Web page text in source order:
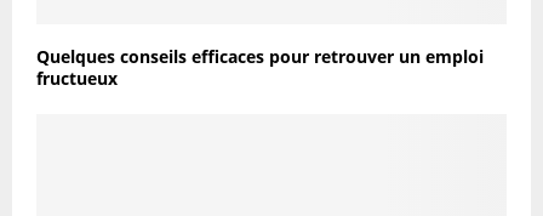
Quelques conseils efficaces pour retrouver un emploi
fructueux